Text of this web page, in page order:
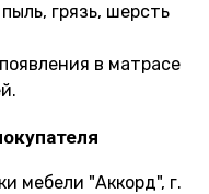
грязь, шерсть
в матрасе
мебели "Аккорд", г.